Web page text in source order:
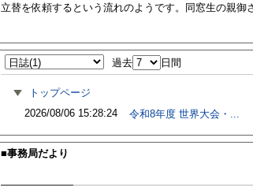
立替を依頼するという流れのようです。同窓生の親
過去 日間
トップページ
2026/08/06 15:28:24
令和8年度 世界大会・...
■事務局だより